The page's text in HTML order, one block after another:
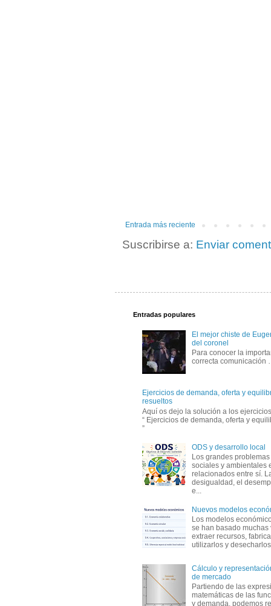
Entrada más reciente
Suscribirse a: Enviar
Entradas populares
El mejor chiste de
del coronel
Para conocer la
correcta
Ejercicios de demanda, oferta y
resueltos
Aquí os dejo la solución a los
“ Ejercicios de demanda, oferta y
”
ODS y desarrollo local
Los grandes
sociales y ambientales
relacionados entre sí.
desigualdad, el
e...
Nuevos modelos
Los modelos
se han basado muchas
extraer recursos,
utilizarlos y
Cálculo y
de mercado
Partiendo de las
matemáticas de las
y demanda, podemos